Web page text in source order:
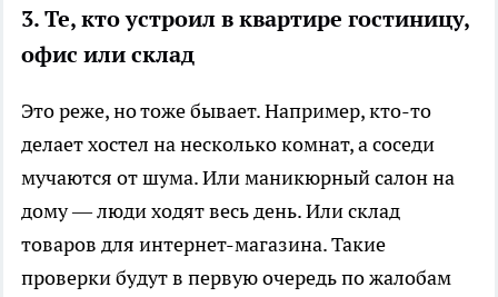
3. Те, кто устроил в квартире гостиницу,
офис или склад
Это реже, но тоже бывает. Например, кто-то
делает хостел на несколько комнат, а соседи
мучаются от шума. Или маникюрный салон на
дому — люди ходят весь день. Или склад
товаров для интернет-магазина. Такие
проверки будут в первую очередь по жалобам